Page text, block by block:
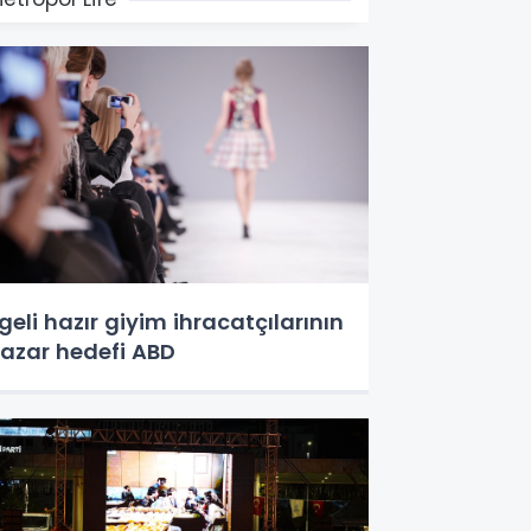
hazır giyim ihracatçılarının
hedefi ABD